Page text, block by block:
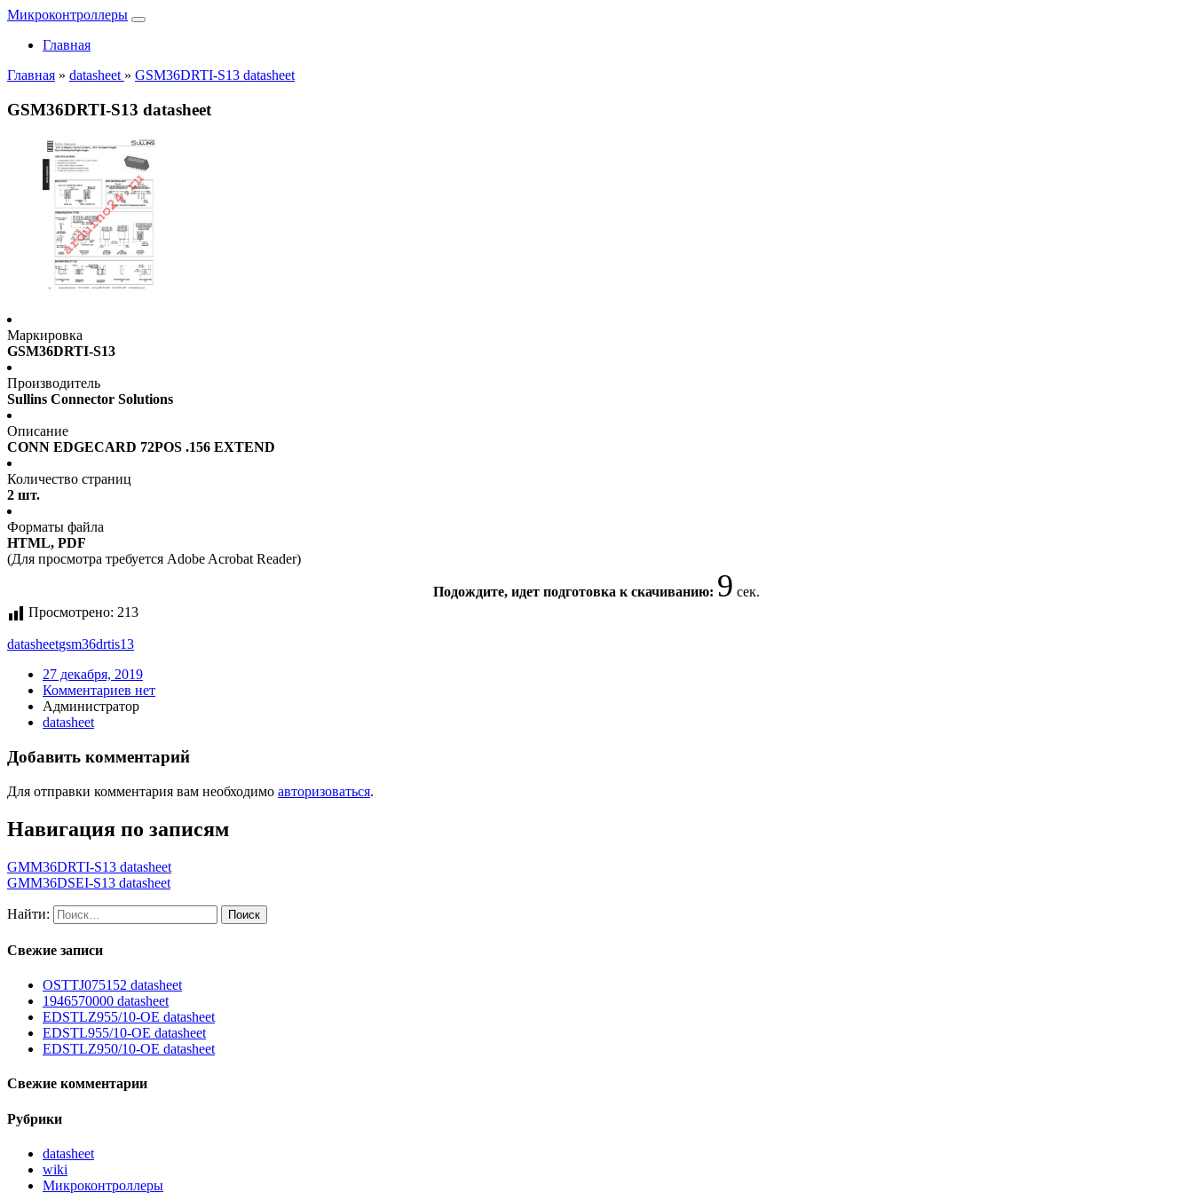
Микроконтроллеры
Главная
Главная » datasheet » GSM36DRTI-S13 datasheet
GSM36DRTI-S13 datasheet
Маркировка
GSM36DRTI-S13
Производитель
Sullins Connector Solutions
Описание
CONN EDGECARD 72POS .156 EXTEND
Количество страниц
2 шт.
Форматы файла
HTML, PDF
(Для просмотра требуется Adobe Acrobat Reader)
Подождите, идет подготовка к скачиванию: 9 сек.
Просмотрено: 213
datasheetgsm36drtis13
27 декабря, 2019
Комментариев нет
Администратор
datasheet
Добавить комментарий
Для отправки комментария вам необходимо авторизоваться.
Навигация по записям
GMM36DRTI-S13 datasheet
GMM36DSEI-S13 datasheet
Найти:
Свежие записи
OSTTJ075152 datasheet
1946570000 datasheet
EDSTLZ955/10-OE datasheet
EDSTL955/10-OE datasheet
EDSTLZ950/10-OE datasheet
Свежие комментарии
Рубрики
datasheet
wiki
Микроконтроллеры